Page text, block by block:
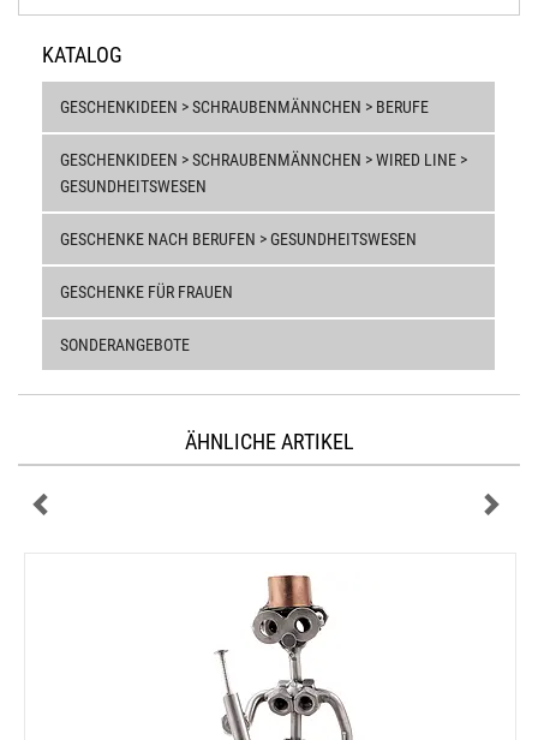
KATALOG
GESCHENKIDEEN > SCHRAUBENMÄNNCHEN > BERUFE
GESCHENKIDEEN > SCHRAUBENMÄNNCHEN > WIRED LINE >
GESUNDHEITSWESEN
GESCHENKE NACH BERUFEN > GESUNDHEITSWESEN
GESCHENKE FÜR FRAUEN
SONDERANGEBOTE
ÄHNLICHE ARTIKEL